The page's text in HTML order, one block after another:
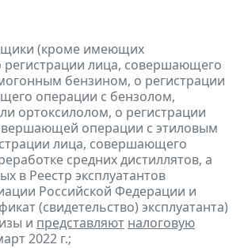
(кроме имеющих
регистрации лица, совершающего
бензином, о регистрации
операции с бензолом,
ортоксилолом, о регистрации
операции с этиловым
лица, совершающего
средних дистиллятов, а
в Реестр эксплуатантов
Российской Федерации и
(свидетельство) эксплуатанта)
и представляют налоговую
2022 г.;